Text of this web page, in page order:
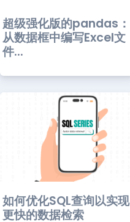
超级强化版的pandas：
从数据框中编写Excel文
件...
如何优化SQL查询以实现
更快的数据检索